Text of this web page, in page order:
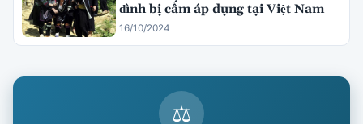
đình bị cấm áp dụng tại Việt Nam
16/10/2024
⚖